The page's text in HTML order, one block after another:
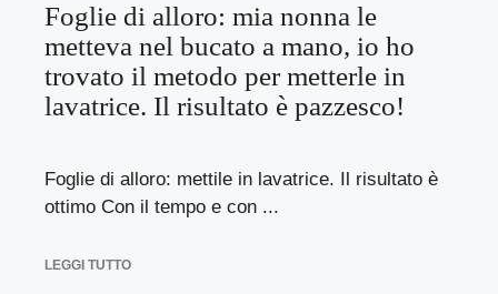
Foglie di alloro: mia nonna le
metteva nel bucato a mano, io ho
trovato il metodo per metterle in
lavatrice. Il risultato è pazzesco!
Foglie di alloro: mettile in lavatrice. Il risultato è
ottimo Con il tempo e con ...
LEGGI TUTTO